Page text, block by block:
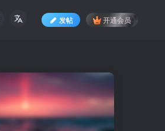
发帖 开通会员